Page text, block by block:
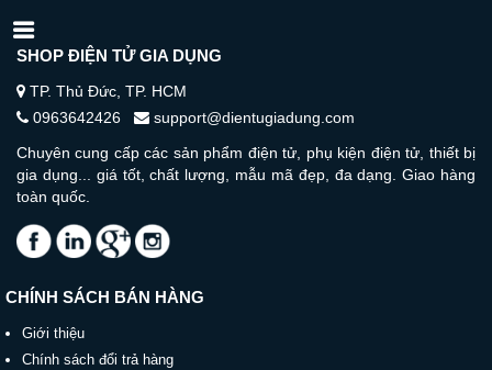
SHOP ĐIỆN TỬ GIA DỤNG
TP. Thủ Đức, TP. HCM
0963642426
support@dientugiadung.com
Chuyên cung cấp các sản phẩm điện tử, phụ kiện điện tử, thiết bị
gia dụng... giá tốt, chất lượng, mẫu mã đẹp, đa dạng. Giao hàng
toàn quốc.
CHÍNH SÁCH BÁN HÀNG
Giới thiệu
Chính sách đổi trả hàng